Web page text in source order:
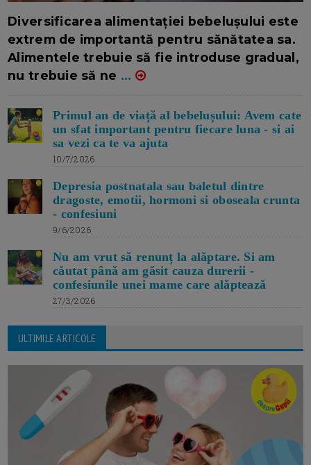
Diversificarea alimentației bebelușului este
extrem de importantă pentru sănătatea sa.
Alimentele trebuie să fie introduse gradual,
nu trebuie să ne ...
Primul an de viață al bebelușului: Avem cate
un sfat important pentru fiecare luna - si ai
sa vezi ca te va ajuta
10/7/2026
Depresia postnatala sau baletul dintre
dragoste, emotii, hormoni si oboseala crunta
- confesiuni
9/6/2026
Nu am vrut să renunț la alăptare. Si am
căutat până am găsit cauza durerii -
confesiunile unei mame care alăptează
27/3/2026
ULTIMILE ARTICOLE